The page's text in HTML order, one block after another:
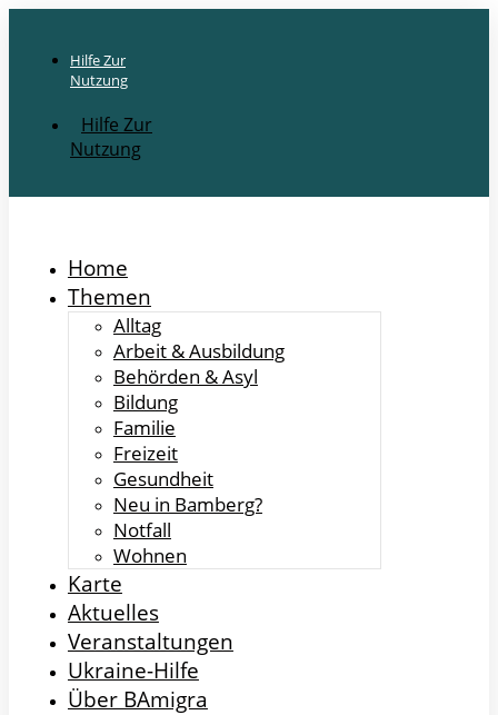
Hilfe Zur
Nutzung
Hilfe Zur
Nutzung
Home
Themen
Alltag
Arbeit & Ausbildung
Behörden & Asyl
Bildung
Familie
Freizeit
Gesundheit
Neu in Bamberg?
Notfall
Wohnen
Karte
Aktuelles
Veranstaltungen
Ukraine-Hilfe
Über BAmigra